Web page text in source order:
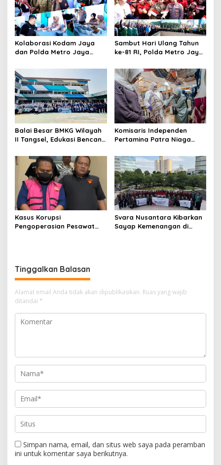
Kolaborasi Kodam Jaya
dan Polda Metro Jaya
Sambut Hari Ulang Tahun
ke-81 RI, Polda Metro Jaya
Balai Besar BMKG Wilayah
II Tangsel, Edukasi Bencana
kepada pelajar UPTD SMPN
23
Komisaris Independen
Pertamina Patra Niaga
Mitra Binaan dengan
Sentuhan Kemanusiaan dan
Keberlanjutan
Kasus Korupsi
Pengoperasian Pesawat
Svara Nusantara Kibarkan
Sayap Kemenangan di
Tinggalkan Balasan
Alamat email Anda tidak akan dipublikasikan. Ruas yang wajib
ditandai *
Simpan nama, email, dan situs web saya pada peramban
ini untuk komentar saya berikutnya.